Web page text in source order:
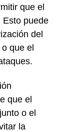
que el
Esto puede
del
que el
que el
o el
la